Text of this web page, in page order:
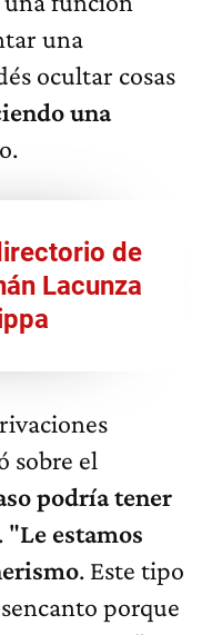
una
ocultar cosas
una
de
Lacunza
sobre el
podría tener
"Le estamos
. Este tipo
porque